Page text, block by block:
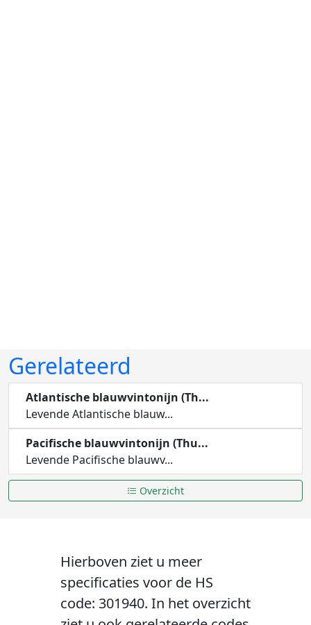
Gerelateerd
Atlantische blauwvintonijn (Th...
Levende Atlantische blauw...
Pacifische blauwvintonijn (Thu...
Levende Pacifische blauwv...
Overzicht
Hierboven ziet u meer
specificaties voor de HS
code: 301940. In het overzicht